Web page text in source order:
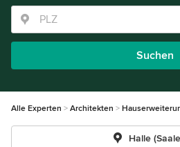
Suchen
Alle Experten Architekten
Halle